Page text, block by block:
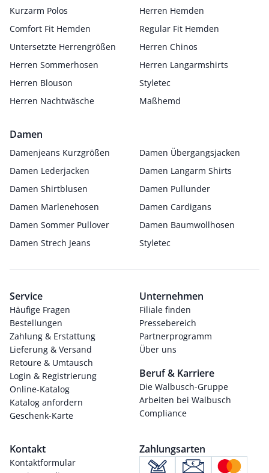
Kurzarm Polos
Herren Hemden
Comfort Fit Hemden
Regular Fit Hemden
Untersetzte Herrengrößen
Herren Chinos
Herren Sommerhosen
Herren Langarmshirts
Herren Blouson
Styletec
Herren Nachtwäsche
Maßhemd
Damen
Damenjeans Kurzgrößen
Damen Übergangsjacken
Damen Lederjacken
Damen Langarm Shirts
Damen Shirtblusen
Damen Pullunder
Damen Marlenehosen
Damen Cardigans
Damen Sommer Pullover
Damen Baumwollhosen
Damen Strech Jeans
Styletec
Service
Häufige Fragen
Bestellungen
Zahlung & Erstattung
Lieferung & Versand
Retoure & Umtausch
Login & Registrierung
Online-Katalog
Katalog anfordern
Geschenk-Karte
Unternehmen
Filiale finden
Pressebereich
Partnerprogramm
Über uns
Beruf & Karriere
Die Walbusch-Gruppe
Arbeiten bei Walbusch
Compliance
Kontakt
Kontaktformular
Zahlungsarten